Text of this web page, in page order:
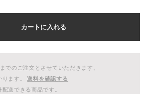
カートに入れる
でのご注文とさせていただきます。
ます。
送料を確認する
送できる商品です。